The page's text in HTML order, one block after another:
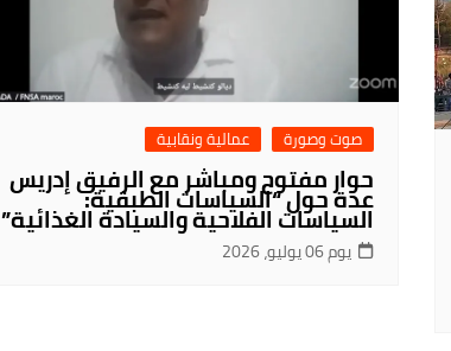
صوت وصورة عمالية ونقابية
حوار مفتوح ومباشر مع الرفيق إدريس
عدة حول “السياسات الطبقية:
السياسات الفلاحية والسيادة الغذائية”
يوم 06 يوليو، 2026